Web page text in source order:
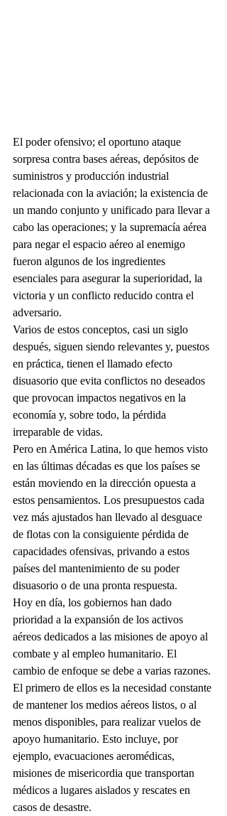
El poder ofensivo; el oportuno ataque
sorpresa contra bases aéreas, depósitos de
suministros y producción industrial
relacionada con la aviación; la existencia de
un mando conjunto y unificado para llevar a
cabo las operaciones; y la supremacía aérea
para negar el espacio aéreo al enemigo
fueron algunos de los ingredientes
esenciales para asegurar la superioridad, la
victoria y un conflicto reducido contra el
adversario.
Varios de estos conceptos, casi un siglo
después, siguen siendo relevantes y, puestos
en práctica, tienen el llamado efecto
disuasorio que evita conflictos no deseados
que provocan impactos negativos en la
economía y, sobre todo, la pérdida
irreparable de vidas.
Pero en América Latina, lo que hemos visto
en las últimas décadas es que los países se
están moviendo en la dirección opuesta a
estos pensamientos. Los presupuestos cada
vez más ajustados han llevado al desguace
de flotas con la consiguiente pérdida de
capacidades ofensivas, privando a estos
países del mantenimiento de su poder
disuasorio o de una pronta respuesta.
Hoy en día, los gobiernos han dado
prioridad a la expansión de los activos
aéreos dedicados a las misiones de apoyo al
combate y al empleo humanitario. El
cambio de enfoque se debe a varias razones.
El primero de ellos es la necesidad constante
de mantener los medios aéreos listos, o al
menos disponibles, para realizar vuelos de
apoyo humanitario. Esto incluye, por
ejemplo, evacuaciones aeromédicas,
misiones de misericordia que transportan
médicos a lugares aislados y rescates en
casos de desastre.